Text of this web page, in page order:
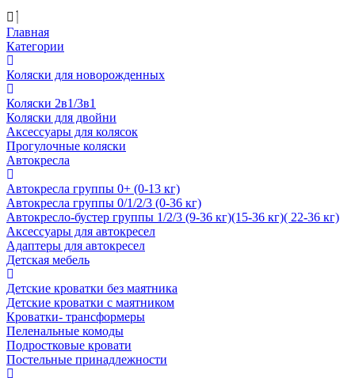
Главная
Категории
Коляски для новорожденных
Коляски 2в1/3в1
Коляски для двойни
Аксессуары для колясок
Прогулочные коляски
Автокресла
Автокресла группы 0+ (0-13 кг)
Автокресла группы 0/1/2/3 (0-36 кг)
Автокресло-бустер группы 1/2/3 (9-36 кг)(15-36 кг)( 22-36 кг)
Аксессуары для автокресел
Адаптеры для автокресел
Детская мебель
Детские кроватки без маятника
Детские кроватки с маятником
Кроватки- трансформеры
Пеленальные комоды
Подростковые кровати
Постельные принадлежности